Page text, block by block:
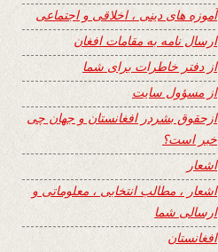
آموزه های دینی ، اخلاقی و اجتماعی
ارسال نامه به مقامات افغان
از دفتر خاطرات برای شما
از مسؤول سایت
ازحقوق بشردر افغانستان و جهان چی
خبر است؟
اشعار
اشعار ، مطالب انتخابی ، معلوماتی و
ارسالی شما
افغانستان